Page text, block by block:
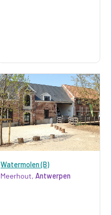
Watermolen (B)
Meerhout,Antwerpen